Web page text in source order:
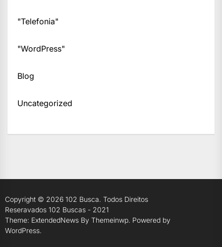
"Telefonia"
"WordPress"
Blog
Uncategorized
Copyright © 2026 102 Busca. Todos Direitos
Reseravados 102 Buscas - 2021
Theme: ExtendedNews By Themeinwp. Powered by
WordPress.